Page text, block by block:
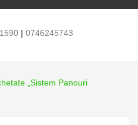
| 0746245743
„Sistem Panouri